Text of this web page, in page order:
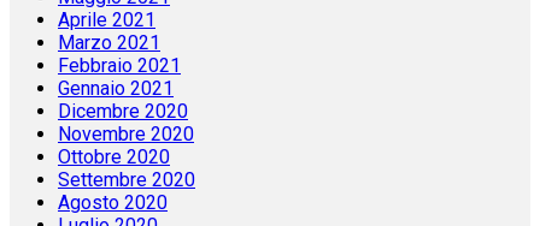
Aprile 2021
Marzo 2021
Febbraio 2021
Gennaio 2021
Dicembre 2020
Novembre 2020
Ottobre 2020
Settembre 2020
Agosto 2020